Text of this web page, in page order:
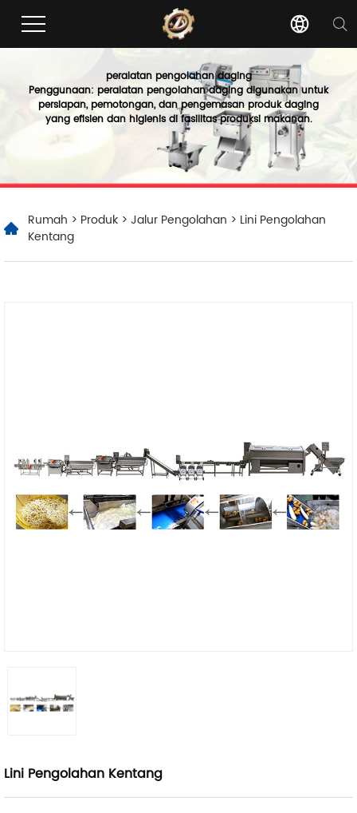
peralatan pengolahan daging
Penggunaan: peralatan pengolahan daging digunakan untuk
persiapan, pemotongan, dan pengemasan produk daging
yang efisien dan higienis di fasilitas produksi makanan.
Rumah > Produk > Jalur Pengolahan > Lini Pengolahan
Kentang
Lini Pengolahan Kentang